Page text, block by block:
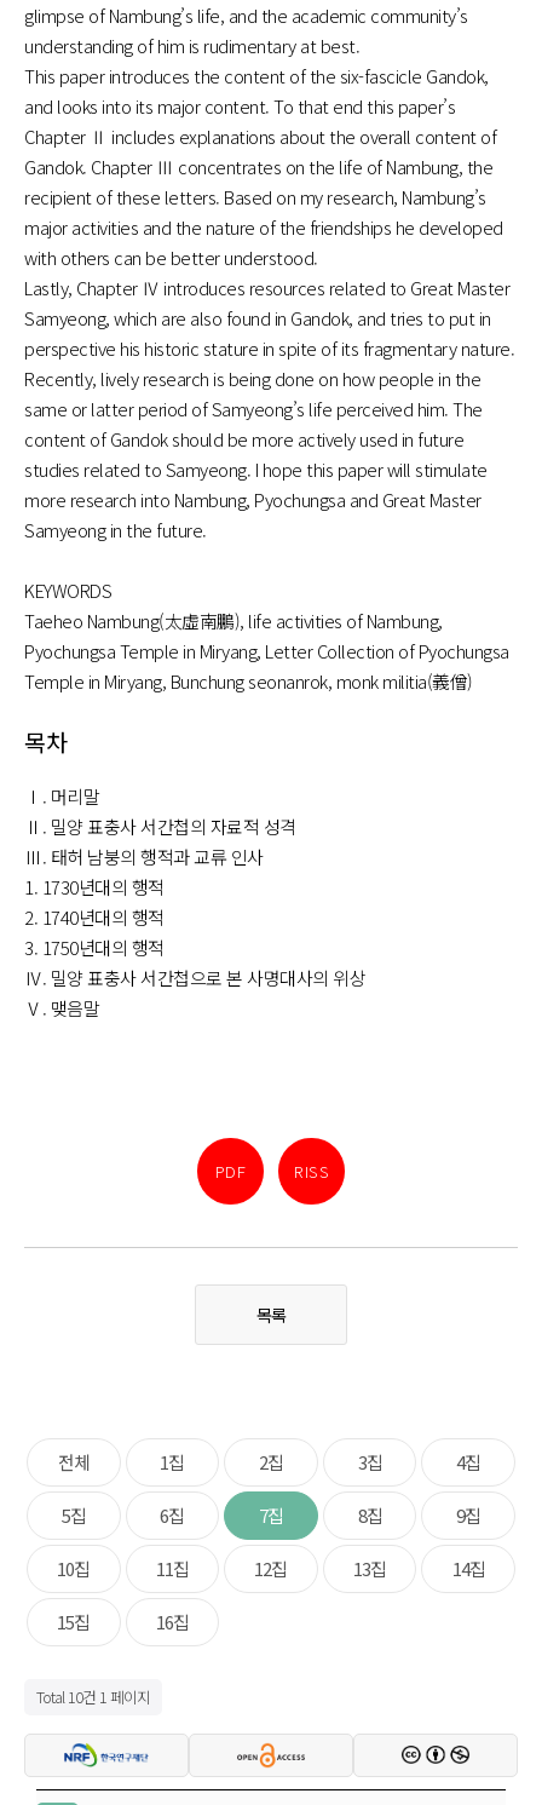
glimpse of Nambung’s life, and the academic community’s
understanding of him is rudimentary at best.
This paper introduces the content of the six-fascicle Gandok,
and looks into its major content. To that end this paper’s
Chapter Ⅱ includes explanations about the overall content of
Gandok. Chapter Ⅲ concentrates on the life of Nambung, the
recipient of these letters. Based on my research, Nambung’s
major activities and the nature of the friendships he developed
with others can be better understood.
Lastly, Chapter Ⅳ introduces resources related to Great Master
Samyeong, which are also found in Gandok, and tries to put in
perspective his historic stature in spite of its fragmentary nature.
Recently, lively research is being done on how people in the
same or latter period of Samyeong’s life perceived him. The
content of Gandok should be more actively used in future
studies related to Samyeong. I hope this paper will stimulate
more research into Nambung, Pyochungsa and Great Master
Samyeong in the future.
KEYWORDS
Taeheo Nambung(太虛南鵬), life activities of Nambung,
Pyochungsa Temple in Miryang, Letter Collection of Pyochungsa
Temple in Miryang, Bunchung seonanrok, monk militia(義僧)
목차
Ⅰ. 머리말
Ⅱ. 밀양 표충사 서간첩의 자료적 성격
Ⅲ. 태허 남붕의 행적과 교류 인사
1. 1730년대의 행적
2. 1740년대의 행적
3. 1750년대의 행적
Ⅳ. 밀양 표충사 서간첩으로 본 사명대사의 위상
Ⅴ. 맺음말
PDF RISS
목록
전체 1집 2집 3집 4집
5집 6집 7집 8집 9집
10집 11집 12집 13집 14집
15집 16집
Total 10건 1 페이지